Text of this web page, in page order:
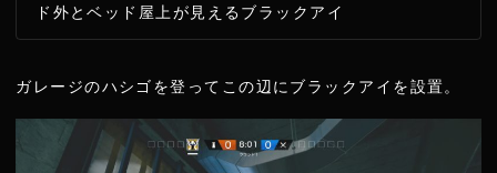
ド外とベッド屋上が見えるブラックアイ
ガレージのハシゴを登ってこの辺にブラックアイを設置。